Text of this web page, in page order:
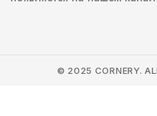
© 2025 CORNERY.